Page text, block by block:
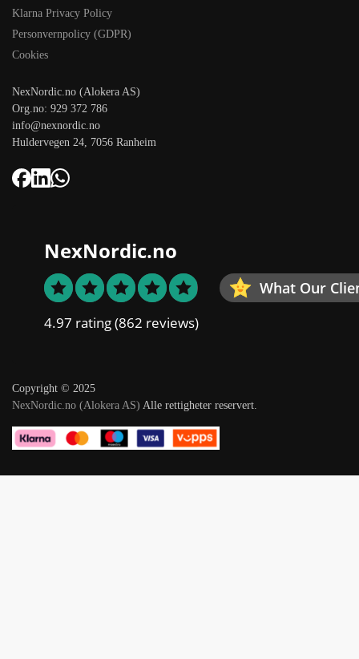
Klarna Privacy Policy
Personvernpolicy (GDPR)
Cookies
NexNordic.no (Alokera AS)
Org.no: 929 372 786
info@nexnordic.no
Huldervegen 24, 7056 Ranheim
NexNordic.no
What Our
4.97 rating(862 reviews)
Copyright © 2025
NexNordic.no (Alokera AS) Alle rettigheter reservert.